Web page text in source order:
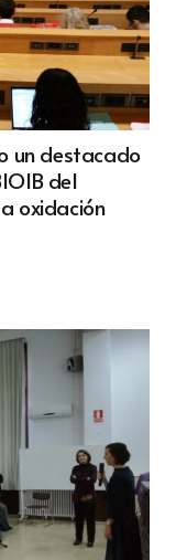
un destacado
del
oxidación